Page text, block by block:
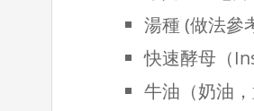
湯種 (做法參
快速酵母（
牛油（奶油